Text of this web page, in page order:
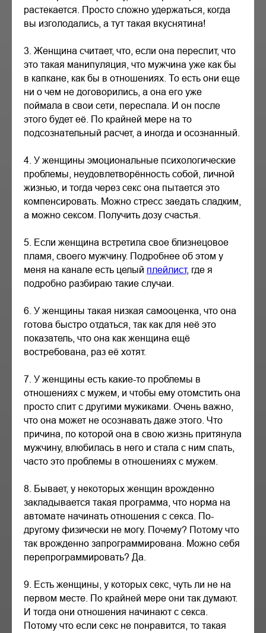
растекается. Просто сложно удержаться, когда
вы изголодались, а тут такая вкуснятина!
3. Женщина считает, что, если она переспит, что
это такая манипуляция, что мужчина уже как бы
в капкане, как бы в отношениях. То есть они еще
ни о чем не договорились, а она его уже
поймала в свои сети, переспала. И он после
этого будет её. По крайней мере на то
подсознательный расчет, а иногда и осознанный.
4. У женщины эмоциональные психологические
проблемы, неудовлетворённость собой, личной
жизнью, и тогда через секс она пытается это
компенсировать. Можно стресс заедать сладким,
а можно сексом. Получить дозу счастья.
5. Если женщина встретила свое близнецовое
пламя, своего мужчину. Подробнее об этом у
меня на канале есть целый плейлист, где я
подробно разбираю такие случаи.
6. У женщины такая низкая самооценка, что она
готова быстро отдаться, так как для неё это
показатель, что она как женщина ещё
востребована, раз её хотят.
7. У женщины есть какие-то проблемы в
отношениях с мужем, и чтобы ему отомстить она
просто спит с другими мужиками. Очень важно,
что она может не осознавать даже этого. Что
причина, по которой она в свою жизнь притянула
мужчину, влюбилась в него и стала с ним спать,
часто это проблемы в отношениях с мужем.
8. Бывает, у некоторых женщин врожденно
закладывается такая программа, что норма на
автомате начинать отношения с секса. По-
другому физически не могу. Почему? Потому что
так врожденно запрограммирована. Можно себя
перепрограммировать? Да.
9. Есть женщины, у которых секс, чуть ли не на
первом месте. По крайней мере они так думают.
И тогда они отношения начинают с секса.
Потому что если секс не понравится, то такая